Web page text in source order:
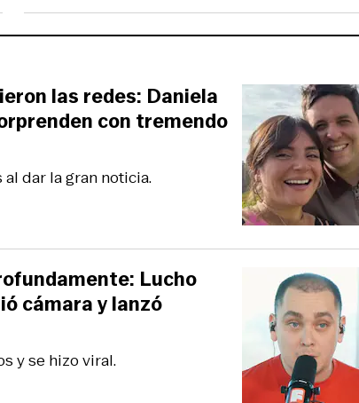
dar la gran noticia.
las redes: Daniela
con tremendo
y se hizo viral.
Lucho
cámara y lanzó